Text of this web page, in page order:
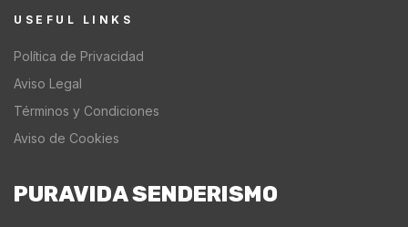
USEFUL LINKS
Política de Privacidad
Aviso Legal
Términos y Condiciones
Aviso de Cookies
PURAVIDA SENDERISMO